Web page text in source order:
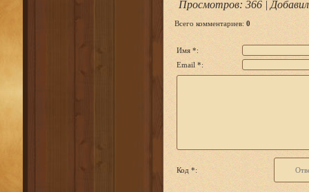
Просмотров: 366 | Добавил
Всего комментариев: 0
Имя *:
Email *:
Код *: